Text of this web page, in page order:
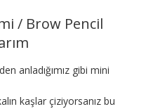
/ Brow Pencil
anladığımız gibi mini
kaşlar çiziyorsanız bu